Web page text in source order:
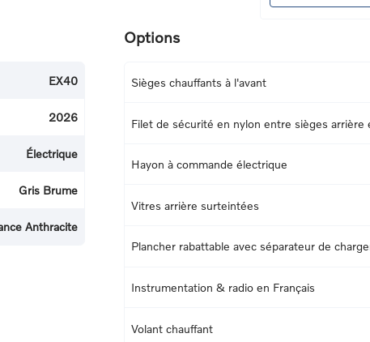
EX40
2026
Électrique
Gris Brume
Anthracite
Options
Sièges chauffants à l'avant
Filet de sécurité en nylon entre sièges arrière
Hayon à commande électrique
Vitres arrière surteintées
Plancher rabattable avec séparateur de
Instrumentation & radio en Français
Volant chauffant